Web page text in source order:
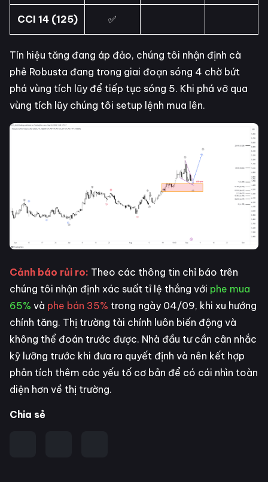
CCI 14 (125) ✅
Tín hiệu tăng đang áp đảo, chúng tôi nhận định cà
phê Robusta đang trong giai đoạn sóng 4 chờ bứt
phá vùng tích lũy để tiếp tục sóng 5. Khi phá vỡ qua
vùng tích lũy chúng tôi setup lệnh mua lên.
Cảnh báo rủi ro: Theo các thông tin chỉ báo trên
chúng tôi nhận định xác suất tỉ lệ thắng với phe mua
65% và phe bán 35% trong ngày 04/09, khi xu hướng
chính tăng. Thị trường tài chính luôn biến động và
không thể đoán trước được. Nhà đầu tư cần cân nhắc
kỹ lưỡng trước khi đưa ra quyết định và nên kết hợp
phân tích thêm các yếu tố cơ bản để có cái nhìn toàn
diện hơn về thị trường.
Chia sẻ